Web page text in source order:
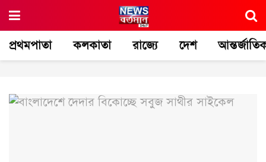
প্রথমপাতা কলকাতা রাজ্যে দেশ